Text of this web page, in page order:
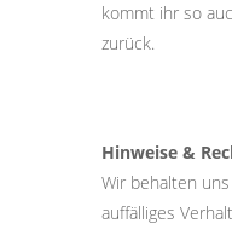
kommt ihr so
zurück.
Hinweise &
Wir behalten
auffälliges